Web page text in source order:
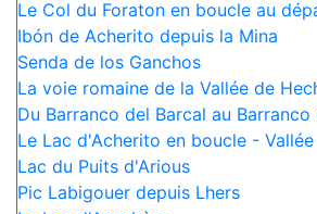
Le Col du Foraton en boucle au
Ibón de Acherito depuis la Mina
Senda de los Ganchos
La voie romaine de la Vallée de
Du Barranco del Barcal au Barranco
Le Lac d'Acherito en boucle -
Lac du Puits d'Arious
Pic Labigouer depuis Lhers